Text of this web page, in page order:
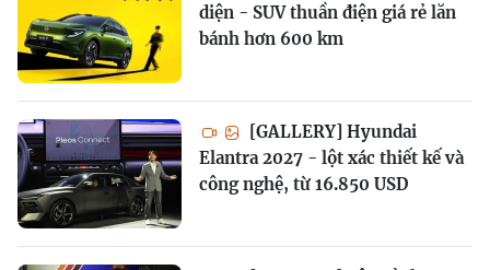
diện - SUV thuần điện giá rẻ lăn
bánh hơn 600 km
[GALLERY] Hyundai
Elantra 2027 - lột xác thiết kế và
công nghệ, từ 16.850 USD